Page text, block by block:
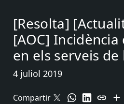
[Resolta]
[AOC]
en els serveis de
4 juliol 2019
Compartir